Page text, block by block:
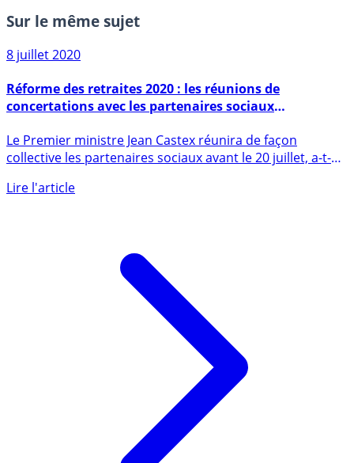
Sur le même sujet
Réforme des retraites 2020 : les réunions de
reprendront la semaine prochaine
Le Premier ministre Jean Castex réunira de façon
collective les partenaires sociaux avant le 20 juillet, a-t-
il (...)